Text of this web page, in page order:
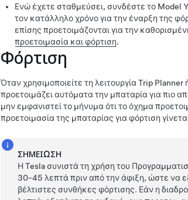
Ενώ έχετε σταθμεύσει, συνδέστε το Model Y
τον κατάλληλο χρόνο για την έναρξη της
επίσης προετοιμάζονται για την
προετοιμασία και φόρτιση.
Φόρτιση
Όταν χρησιμοποιείτε τη λειτουργία Trip
προετοιμάζει αυτόματα την μπαταρία για πιο
μην εμφανιστεί το μήνυμα ότι το όχημα
προετοιμασία της μπαταρίας για φόρτιση
ΣΗΜΕΊΩΣΗ
Η Tesla συνιστά τη χρήση του
30-45 λεπτά πριν από την άφιξη, ώστε να
βέλτιστες συνθήκες φόρτισης. Εάν η